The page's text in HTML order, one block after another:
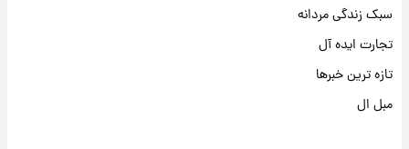
سبک زندگی مردانه
تجارت ایده آل
تازه ترین خبرها
مبل ال